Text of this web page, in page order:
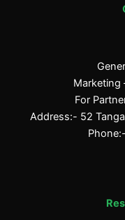
Marketing
For
Address:- 52